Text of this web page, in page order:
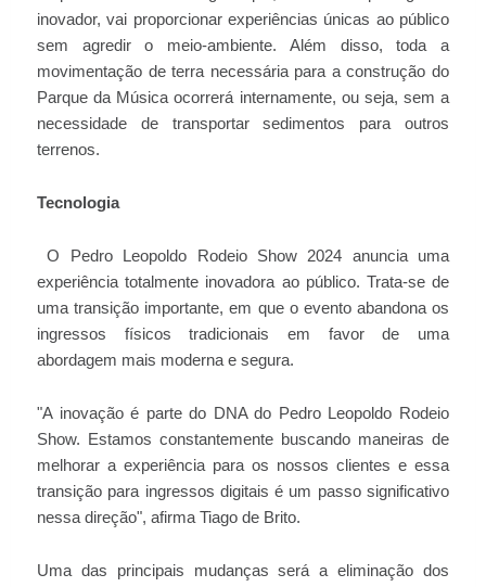
inovador, vai proporcionar experiências únicas ao público
sem agredir o meio-ambiente. Além disso, toda a
movimentação de terra necessária para a construção do
Parque da Música ocorrerá internamente, ou seja, sem a
necessidade de transportar sedimentos para outros
terrenos.
Tecnologia
O Pedro Leopoldo Rodeio Show 2024 anuncia uma
experiência totalmente inovadora ao público. Trata-se de
uma transição importante, em que o evento abandona os
ingressos físicos tradicionais em favor de uma
abordagem mais moderna e segura.
"A inovação é parte do DNA do Pedro Leopoldo Rodeio
Show. Estamos constantemente buscando maneiras de
melhorar a experiência para os nossos clientes e essa
transição para ingressos digitais é um passo significativo
nessa direção", afirma Tiago de Brito.
Uma das principais mudanças será a eliminação dos